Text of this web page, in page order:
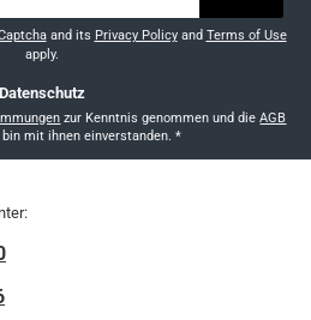
and its Privacy Policyand Terms of Use
apply.
Datenschutz
zur Kenntnis genommen und dieAGB
mit ihnen einverstanden. *